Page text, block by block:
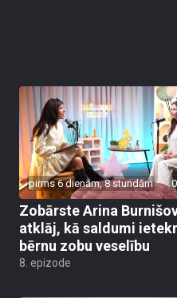
pirms 6 dienām, 8 stundām
Zobārste Arina
atklāj, kā saldumi
bērnu zobu veselību
8. epizode